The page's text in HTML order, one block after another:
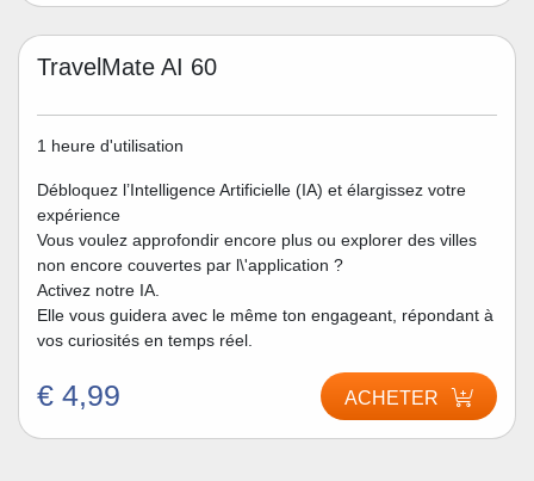
TravelMate AI 60
1 heure d'utilisation
Débloquez l’Intelligence Artificielle (IA) et élargissez votre
expérience
Vous voulez approfondir encore plus ou explorer des villes
non encore couvertes par l\'application ?
Activez notre IA.
Elle vous guidera avec le même ton engageant, répondant à
vos curiosités en temps réel.
€ 4,99 ACHETER